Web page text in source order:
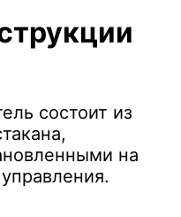
состоит из
на